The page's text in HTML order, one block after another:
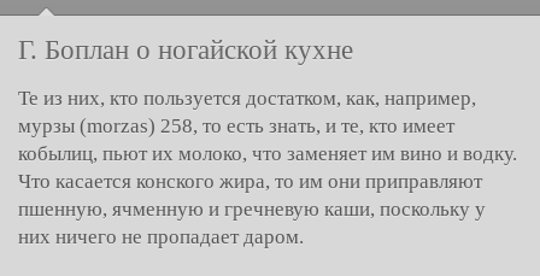
Г. Боплан о ногайской кухне
Те из них, кто пользуется достатком, как, например,
мурзы (morzas) 258, то есть знать, и те, кто имеет
кобылиц, пьют их молоко, что заменяет им вино и водку.
Что касается конского жира, то им они приправляют
пшенную, ячменную и гречневую каши, поскольку у
них ничего не пропадает даром.